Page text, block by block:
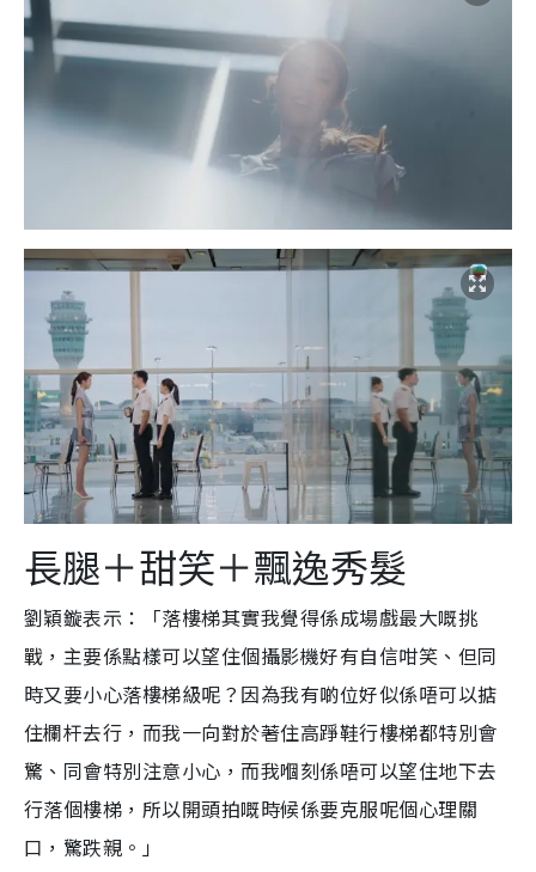
長腿＋甜笑＋飄逸秀髮
劉穎鏇表示：「落樓梯其實我覺得係成場戲最大嘅挑
戰，主要係點樣可以望住個攝影機好有自信咁笑、但同
時又要小心落樓梯級呢？因為我有啲位好似係唔可以掂
住欄杆去行，而我一向對於著住高踭鞋行樓梯都特別會
驚、同會特別注意小心，而我嗰刻係唔可以望住地下去
行落個樓梯，所以開頭拍嘅時候係要克服呢個心理關
口，驚跌親。」